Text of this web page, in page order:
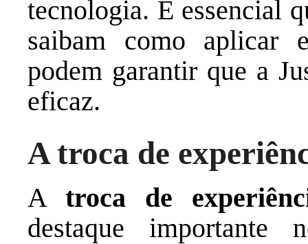
tecnologia. É essencial
saibam como aplicar
podem garantir que a
eficaz.
A troca de
A troca de
destaque importante